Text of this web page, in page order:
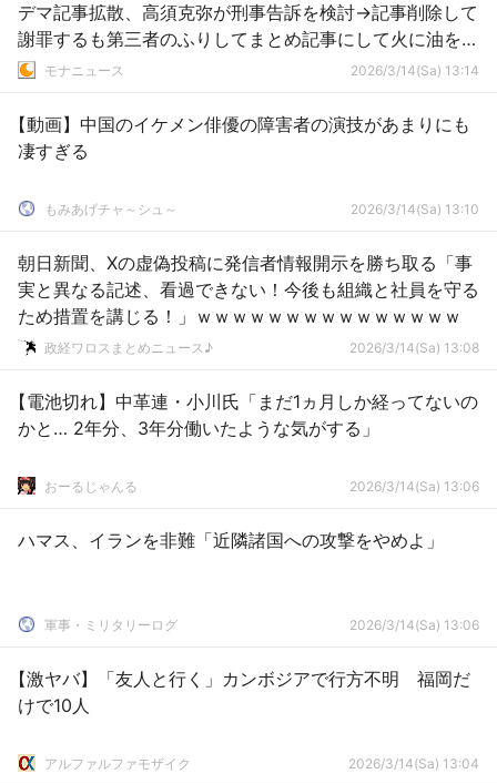
デマ記事拡散、高須克弥が刑事告訴を検討→記事削除して
謝罪するも第三者のふりしてまとめ記事にして火に油を注
ぐ モナニュース 2026/3/14(Sa) 13:14
【動画】中国のイケメン俳優の障害者の演技があまりにも
凄すぎる
もみあげチャ～シュ～ 2026/3/14(Sa) 13:10
朝日新聞、Xの虚偽投稿に発信者情報開示を勝ち取る「事
実と異なる記述、看過できない！今後も組織と社員を守る
ため措置を講じる！」ｗｗｗｗｗｗｗｗｗｗｗｗｗｗｗ
政経ワロスまとめニュース♪ 2026/3/14(Sa) 13:08
【電池切れ】中革連・小川氏「まだ1ヵ月しか経ってないの
かと… 2年分、3年分働いたような気がする」
おーるじゃんる 2026/3/14(Sa) 13:06
ハマス、イランを非難「近隣諸国への攻撃をやめよ」
軍事・ミリタリーログ 2026/3/14(Sa) 13:06
【激ヤバ】「友人と行く」カンボジアで行方不明 福岡だ
けで10人
アルファルファモザイク 2026/3/14(Sa) 13:04